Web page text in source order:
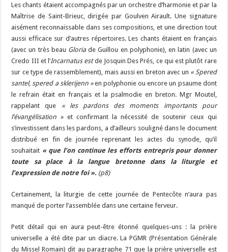
Les chants étaient accompagnés par un orchestre d’harmonie et par la
Maîtrise de Saint-Brieuc, dirigée par Goulven Airault. Une signature
aisément reconnaissable dans ses compositions, et une direction tout
aussi efficace sur d’autres répertoires. Les chants étaient en français
(avec un très beau Gloriade Guillou en polyphonie), en latin (avec un
Credo III et l’Incarnatus estde Josquin Des Prés, ce qui est plutôt rare
sur ce type de rassemblement), mais aussi en breton avec un « Spered
santel, spered a sklerijenn »en polyphonie ou encore un psaume dont
le refrain était en français et la psalmodie en breton. Mgr Moutel,
rappelant que « les pardons des moments importants pour
l’évangélisation » et confirmant la nécessité de soutenir ceux qui
s’investissent dans les pardons, a d’ailleurs souligné dans le document
distribué en fin de journée reprenant les actes du synode, qu’il
souhaitait « que l’on continue les efforts entrepris pour donner
toute sa place à la langue bretonne dans la liturgie et
l’expression de notre foi ». (p8)
Certainement, la liturgie de cette journée de Pentecôte n’aura pas
manqué de porter l’assemblée dans une certaine ferveur.
Petit détail qui en aura peut-être étonné quelques-uns : la prière
universelle a été dite par un diacre. La PGMR (Présentation Générale
du Missel Romain) dit au paragraphe 71 que la prière universelle est